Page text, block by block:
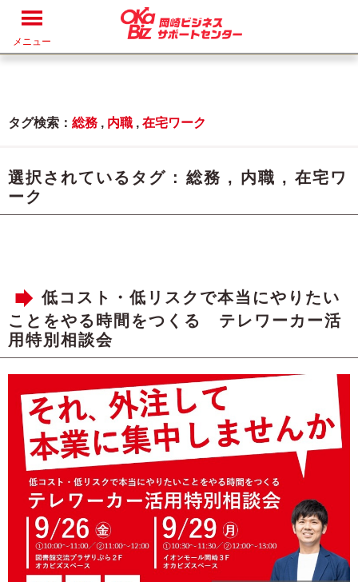
メニュー
タグ検索： 総務 , 内職 , 在宅ワーク
選択されているタグ : 総務 , 内職 , 在宅ワ
ーク
低コスト・低リスクで本当にやりたい
ことをやる時間をつくる テレワーカー活
用特別相談会